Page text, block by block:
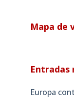
Mapa de
Entradas
Europa